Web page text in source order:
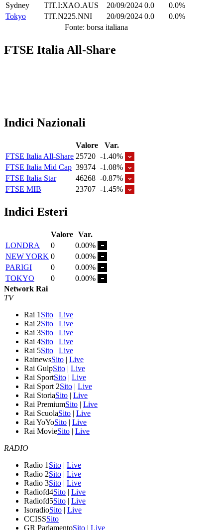
Sydney
TIT.I:XAO.AUS 20/09/2024 0.0
0.0%
Tokyo
TIT.N225.NNI 20/09/2024 0.0
0.0%
Fonte: borsa italiana
FTSE Italia All-Share
Indici Nazionali
Valore
Var.
FTSE Italia All-Share 25720 -1.40%
FTSE Italia Mid Cap 39374 -1.08%
FTSE Italia Star
46268 -0.87%
FTSE MIB
23707 -1.45%
Indici Esteri
Valore Var.
LONDRA
0
0.00%
NEW YORK 0
0.00%
PARIGI
0
0.00%
TOKYO
0
0.00%
Network Rai
TV
Rai 1 Sito | Live
Rai 2Sito | Live
Rai 3Sito | Live
Rai 4Sito | Live
Rai 5Sito | Live
RainewsSito | Live
Rai GulpSito | Live
Rai SportSito | Live
Rai Sport 2Sito | Live
Rai StoriaSito | Live
Rai PremiumSito | Live
Rai ScuolaSito | Live
Rai YoYoSito | Live
Rai MovieSito | Live
RADIO
Radio 1 Sito | Live
Radio 2Sito | Live
Radio 3Sito | Live
Radiofd4Sito | Live
Radiofd5Sito | Live
IsoradioSito | Live
CCISSSito
GR ParlamentoSito | Live